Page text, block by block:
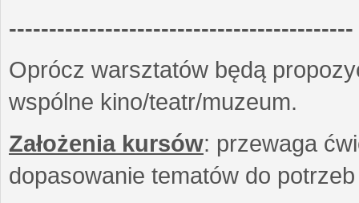
-------------------------------------------
Oprócz warsztatów będą
wspólne kino/teatr/muzeum.
Założenia kursów: przewaga
dopasowanie tematów do